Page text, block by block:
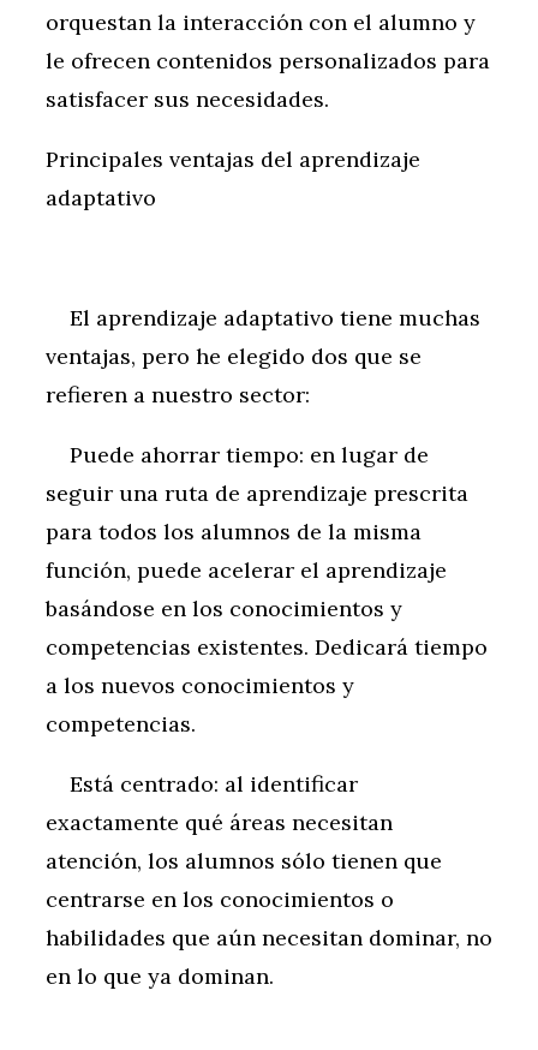
orquestan la interacción con el alumno y
le ofrecen contenidos personalizados para
satisfacer sus necesidades.
Principales ventajas del aprendizaje
adaptativo
El aprendizaje adaptativo tiene muchas
ventajas, pero he elegido dos que se
refieren a nuestro sector:
Puede ahorrar tiempo: en lugar de
seguir una ruta de aprendizaje prescrita
para todos los alumnos de la misma
función, puede acelerar el aprendizaje
basándose en los conocimientos y
competencias existentes. Dedicará tiempo
a los nuevos conocimientos y
competencias.
Está centrado: al identificar
exactamente qué áreas necesitan
atención, los alumnos sólo tienen que
centrarse en los conocimientos o
habilidades que aún necesitan dominar, no
en lo que ya dominan.